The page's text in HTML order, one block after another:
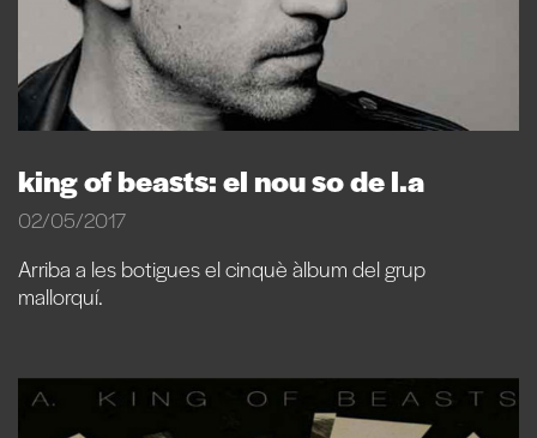
king of beasts: el nou so de l.a
02/05/2017
Arriba a les botigues el cinquè àlbum del grup
mallorquí.